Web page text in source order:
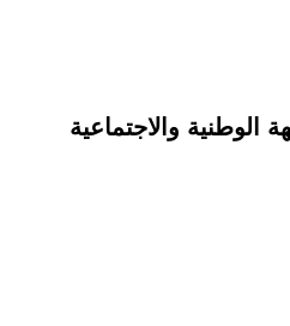
الوطنية والاجتماعية